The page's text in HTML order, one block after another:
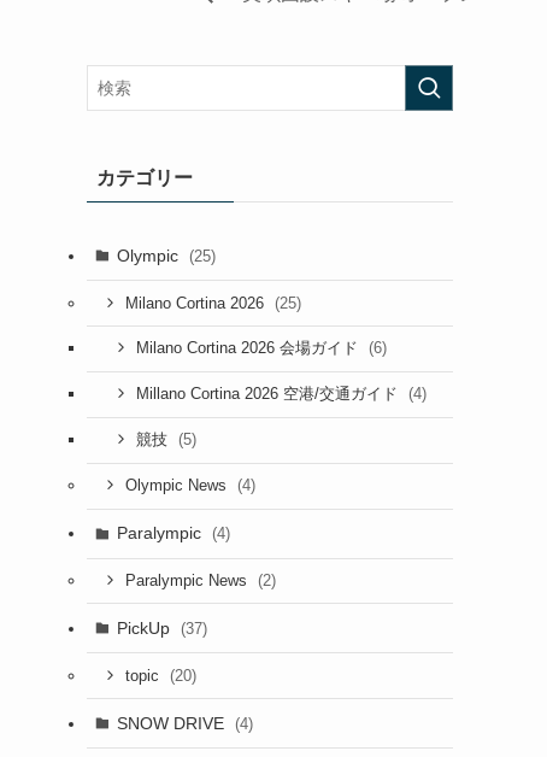
カテゴリー
Olympic (25)
Milano Cortina 2026 (25)
Milano Cortina 2026 会場ガイド (6)
Millano Cortina 2026 空港/交通ガイド (4)
競技 (5)
Olympic News (4)
Paralympic (4)
Paralympic News (2)
PickUp (37)
topic (20)
SNOW DRIVE (4)